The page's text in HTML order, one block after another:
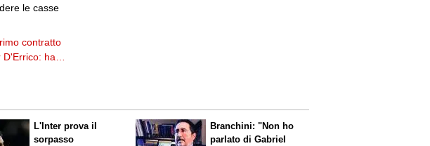
le casse
contratto
D'Errico: ha
L'Inter prova il
sorpasso
Branchini: "Non ho
parlato di Gabriel